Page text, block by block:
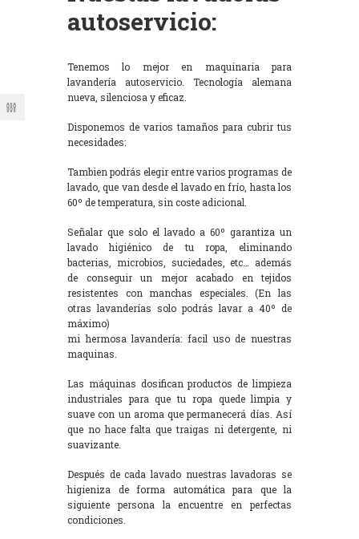
autoservicio:
Tenemos lo mejor en maquinaria para
lavandería autoservicio. Tecnología alemana
nueva, silenciosa y eficaz.
Disponemos de varios tamaños para cubrir tus
necesidades:
Tambien podrás elegir entre varios programas de
lavado, que van desde el lavado en frío, hasta los
60º de temperatura, sin coste adicional.
Señalar que solo el lavado a 60º garantiza un
lavado higiénico de tu ropa, eliminando
bacterias, microbios, suciedades, etc… además
de conseguir un mejor acabado en tejidos
resistentes con manchas especiales. (En las
otras lavanderías solo podrás lavar a 40º de
máximo)
mi hermosa lavandería: facil uso de nuestras
maquinas.
Las máquinas dosifican productos de limpieza
industriales para que tu ropa quede limpia y
suave con un aroma que permanecerá días. Así
que no hace falta que traigas ni detergente, ni
suavizante.
Después de cada lavado nuestras lavadoras se
higieniza de forma automática para que la
siguiente persona la encuentre en perfectas
condiciones.